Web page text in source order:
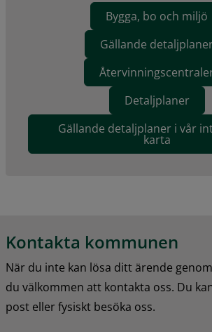
Bygga, bo och miljö
Gällande
Detaljplaner
Gällande detaljplaner i vår
karta
Kontakta kommunen
När du inte kan lösa ditt ärende
du välkommen att kontakta oss. Du
post eller fysiskt besöka oss.